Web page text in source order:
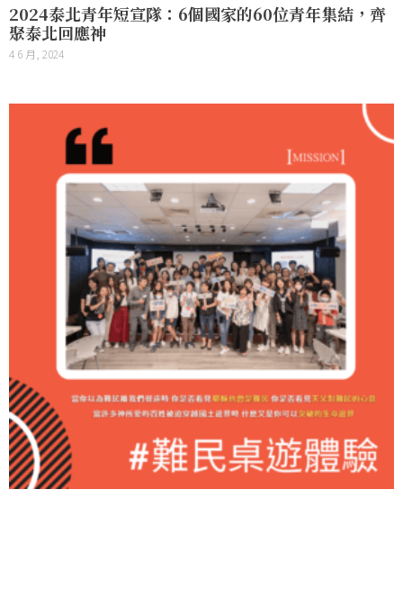
2024泰北青年短宣隊：6個國家的60位青年集結，齊
聚泰北回應神
4 6 月, 2024